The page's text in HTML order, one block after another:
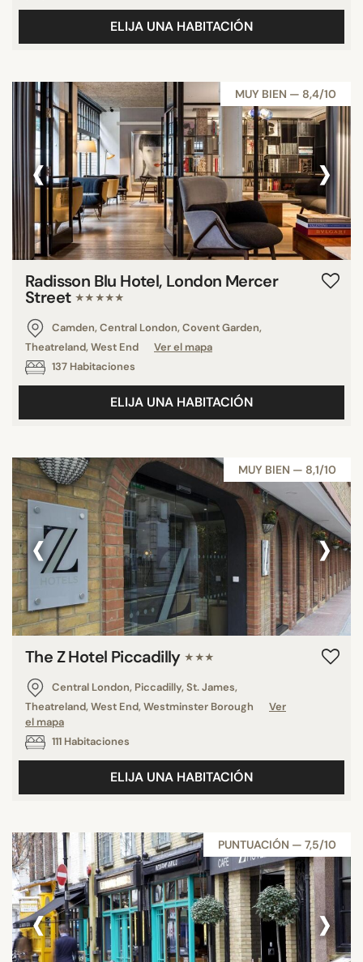
ELIJA UNA HABITACIÓN
MUY BIEN — 8,4/10
‹ ›
Radisson Blu Hotel, London Mercer
Street ★★★★★
Camden, Central London, Covent Garden,
Theatreland, West End
Ver el mapa
137 Habitaciones
ELIJA UNA HABITACIÓN
MUY BIEN — 8,1/10
‹ ›
The Z Hotel Piccadilly ★★★
Central London, Piccadilly, St. James,
Theatreland, West End, Westminster Borough
Ver
el mapa
111 Habitaciones
ELIJA UNA HABITACIÓN
PUNTUACIÓN — 7,5/10
‹ ›